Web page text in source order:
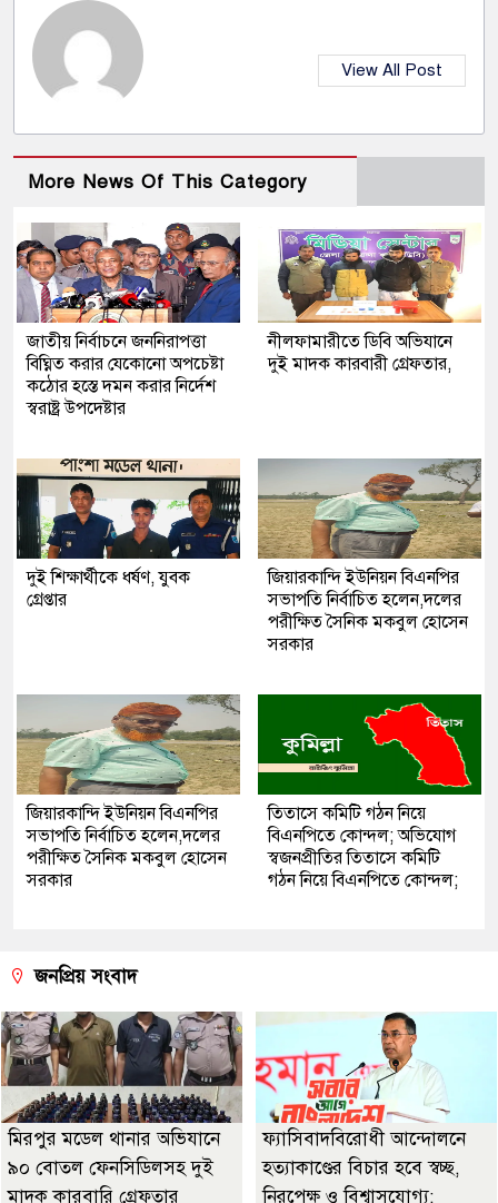
View All Post
More News Of This Category
জাতীয় নির্বাচনে জননিরাপত্তা
বিঘ্নিত করার যেকোনো অপচেষ্টা
কঠোর হস্তে দমন করার নির্দেশ
স্বরাষ্ট্র উপদেষ্টার
নীলফামারীতে ডিবি অভিযানে
দুই মাদক কারবারী গ্রেফতার,
দুই শিক্ষার্থীকে ধর্ষণ, যুবক
গ্রেপ্তার
জিয়ারকান্দি ইউনিয়ন বিএনপির
সভাপতি নির্বাচিত হলেন,দলের
পরীক্ষিত সৈনিক মকবুল হোসেন
সরকার
জিয়ারকান্দি ইউনিয়ন বিএনপির
সভাপতি নির্বাচিত হলেন,দলের
পরীক্ষিত সৈনিক মকবুল হোসেন
সরকার
তিতাসে কমিটি গঠন নিয়ে
বিএনপিতে কোন্দল; অভিযোগ
স্বজনপ্রীতির তিতাসে কমিটি
গঠন নিয়ে বিএনপিতে কোন্দল;
জনপ্রিয় সংবাদ
মিরপুর মডেল থানার অভিযানে
৯০ বোতল ফেনসিডিলসহ দুই
মাদক কারবারি গ্রেফতার
ফ্যাসিবাদবিরোধী আন্দোলনে
হত্যাকাণ্ডের বিচার হবে স্বচ্ছ,
নিরপেক্ষ ও বিশ্বাসযোগ্য: